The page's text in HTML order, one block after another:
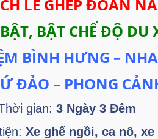
LẺ GHÉP ĐOÀN
BẬT CHẾ ĐỘ DU
BÌNH HƯNG –
ĐẢO – PHONG
gian: 3 Ngày 3 Đêm
Xe ghế ngồi, ca nô, xe